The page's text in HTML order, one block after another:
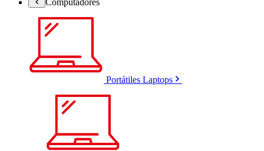
Portátiles Laptops